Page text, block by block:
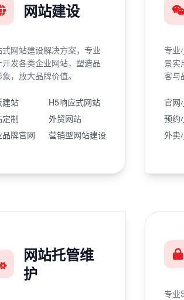
网站建设
式网站建设解决方案，专业
开发各类企业网站，塑造品
，放大品牌价值。
建站
H5响应式网站
制
外贸网站
牌官网
营销型网站建设
专业
景实
客与
官网
预约
外卖
网站托管维
护
专业